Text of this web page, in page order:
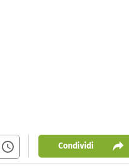
Condividi